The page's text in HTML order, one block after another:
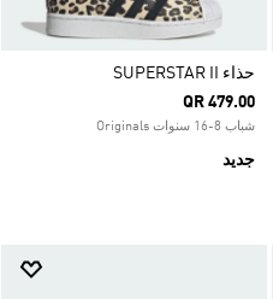
حذاء SUPERSTAR II
QR 479.00
شباب 8-16 سنوات Originals
جديد